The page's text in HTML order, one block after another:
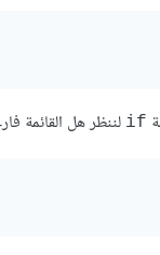
if لننظر هل القائمة